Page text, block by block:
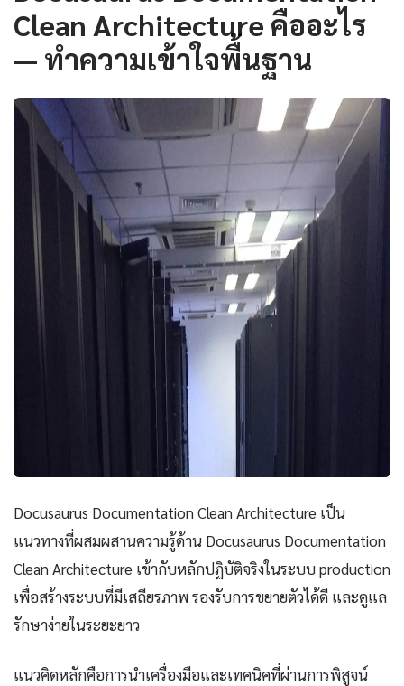
Clean Architecture คืออะไร
— ทำความเข้าใจพื้นฐาน
Docusaurus Documentation Clean Architecture เป็น
แนวทางที่ผสมผสานความรู้ด้าน Docusaurus Documentation
Clean Architecture เข้ากับหลักปฏิบัติจริงในระบบ production
เพื่อสร้างระบบที่มีเสถียรภาพ รองรับการขยายตัวได้ดี และดูแล
รักษาง่ายในระยะยาว
แนวคิดหลักคือการนำเครื่องมือและเทคนิคที่ผ่านการพิสูจน์